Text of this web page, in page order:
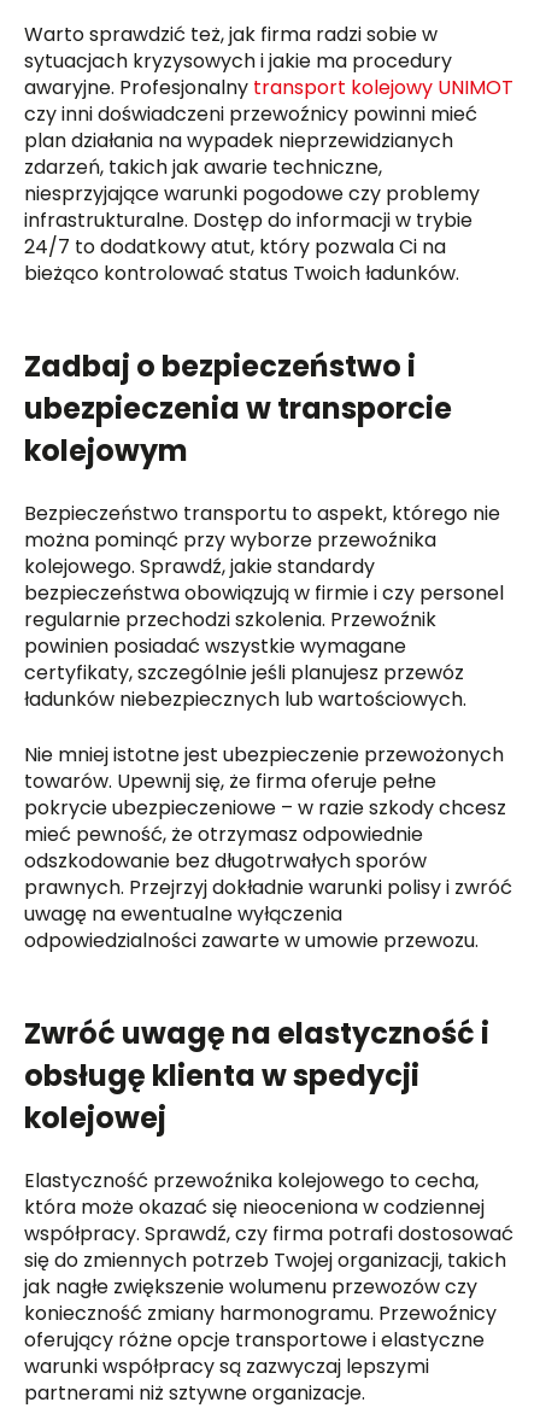
Warto sprawdzić też, jak firma radzi sobie w
sytuacjach kryzysowych i jakie ma procedury
awaryjne. Profesjonalny transport kolejowy UNIMOT
czy inni doświadczeni przewoźnicy powinni mieć
plan działania na wypadek nieprzewidzianych
zdarzeń, takich jak awarie techniczne,
niesprzyjające warunki pogodowe czy problemy
infrastrukturalne. Dostęp do informacji w trybie
24/7 to dodatkowy atut, który pozwala Ci na
bieżąco kontrolować status Twoich ładunków.
Zadbaj o bezpieczeństwo i
ubezpieczenia w transporcie
kolejowym
Bezpieczeństwo transportu to aspekt, którego nie
można pominąć przy wyborze przewoźnika
kolejowego. Sprawdź, jakie standardy
bezpieczeństwa obowiązują w firmie i czy personel
regularnie przechodzi szkolenia. Przewoźnik
powinien posiadać wszystkie wymagane
certyfikaty, szczególnie jeśli planujesz przewóz
ładunków niebezpiecznych lub wartościowych.
Nie mniej istotne jest ubezpieczenie przewożonych
towarów. Upewnij się, że firma oferuje pełne
pokrycie ubezpieczeniowe – w razie szkody chcesz
mieć pewność, że otrzymasz odpowiednie
odszkodowanie bez długotrwałych sporów
prawnych. Przejrzyj dokładnie warunki polisy i zwróć
uwagę na ewentualne wyłączenia
odpowiedzialności zawarte w umowie przewozu.
Zwróć uwagę na elastyczność i
obsługę klienta w spedycji
kolejowej
Elastyczność przewoźnika kolejowego to cecha,
która może okazać się nieoceniona w codziennej
współpracy. Sprawdź, czy firma potrafi dostosować
się do zmiennych potrzeb Twojej organizacji, takich
jak nagłe zwiększenie wolumenu przewozów czy
konieczność zmiany harmonogramu. Przewoźnicy
oferujący różne opcje transportowe i elastyczne
warunki współpracy są zazwyczaj lepszymi
partnerami niż sztywne organizacje.